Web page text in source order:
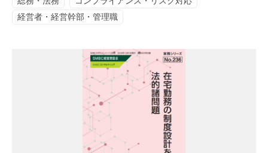
経営者・経営幹部・管理職